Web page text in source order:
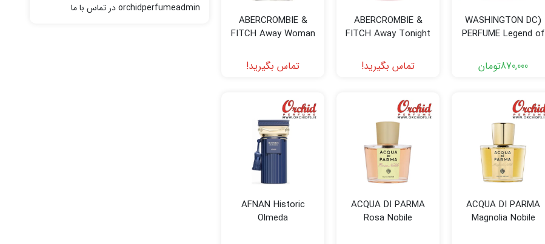
(WASHINGTON DC
PERFUME Legend of
Assassin (Cherry
870,000تومان
ABERCROMBIE &
FITCH Away Tonight
تماس بگیرید!
ABERCROMBIE &
FITCH Away Woman
تماس بگیرید!
ACQUA DI PARMA
Magnolia Nobile
ACQUA DI PARMA
Rosa Nobile
AFNAN Historic
Olmeda
orchidperfumeadminدر تماس با ما